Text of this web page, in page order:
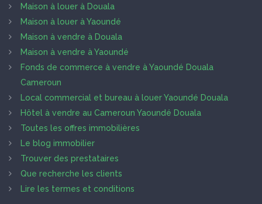
Maison à louer à Douala
Maison à louer à Yaoundé
Maison à vendre à Douala
Maison à vendre à Yaoundé
Fonds de commerce à vendre à Yaoundé Douala
Cameroun
Local commercial et bureau à louer Yaoundé Douala
Hôtel à vendre au Cameroun Yaoundé Douala
Toutes les offres immobilières
Le blog immobilier
Trouver des prestataires
Que recherche les clients
Lire les termes et conditions